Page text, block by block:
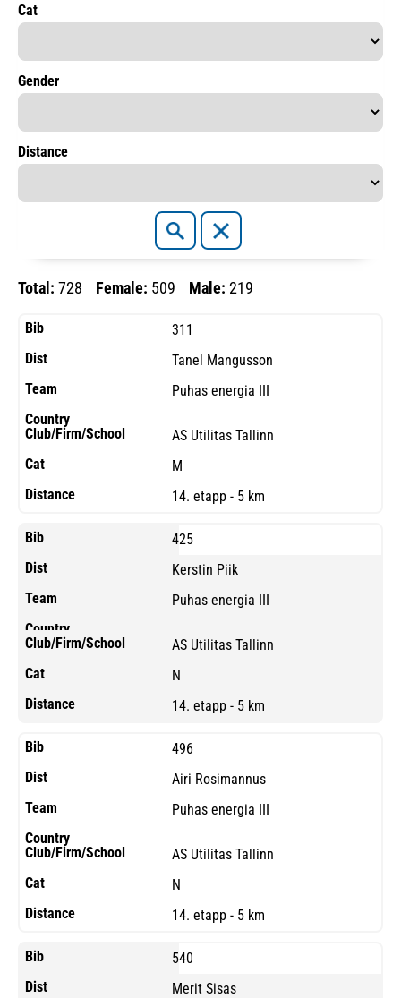
Cat
Gender
Distance
Total: 728 Female: 509 Male: 219
311
Tanel Mangusson
Puhas energia III
AS Utilitas Tallinn
M
14. etapp - 5 km
425
Kerstin Piik
Puhas energia III
AS Utilitas Tallinn
N
14. etapp - 5 km
496
Airi Rosimannus
Puhas energia III
AS Utilitas Tallinn
N
14. etapp - 5 km
540
Merit Sisas